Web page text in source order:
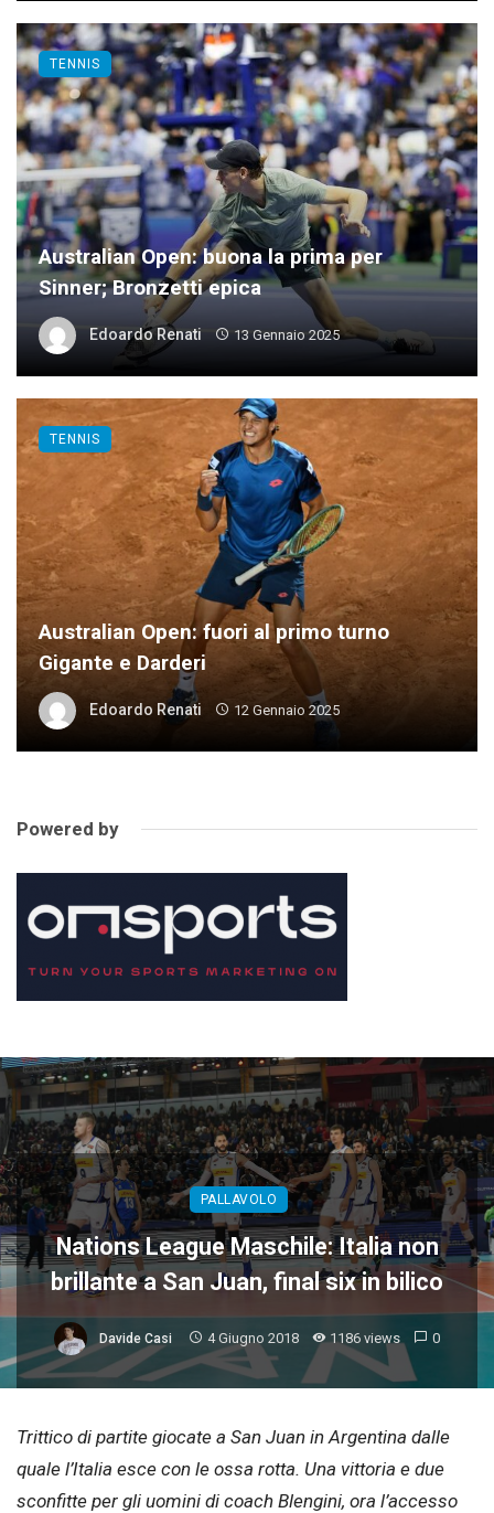
Australian Open: buona la prima per
Sinner; Bronzetti epica
Edoardo Renati 13 Gennaio 2025
TENNIS
Australian Open: fuori al primo turno
Gigante e Darderi
Edoardo Renati 12 Gennaio 2025
TENNIS
Powered by
PALLAVOLO
Nations League Maschile: Italia non
brillante a San Juan, final six in bilico
Davide Casi 4 Giugno 2018 1186 views 0
Trittico di partite giocate a San Juan in Argentina dalle
quale l’Italia esce con le ossa rotta. Una vittoria e due
sconfitte per gli uomini di coach Blengini, ora l’accesso